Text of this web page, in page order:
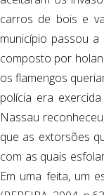
carros de bois e
município passou a
composto por
os flamengos
polícia era
Nassau
que as extorsões
com as quais
Em uma feita, um